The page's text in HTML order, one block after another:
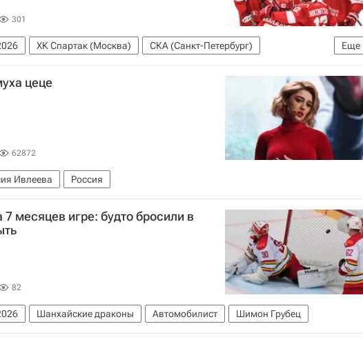
301
Еще
ХК Спартак (Москва)
СКА (Санкт-Петербург)
цеце
62872
Ивлеева Россия
7 месяцев игре: будто бросили в
82
Шанхайские драконы Автомобилист Шимон Грубец